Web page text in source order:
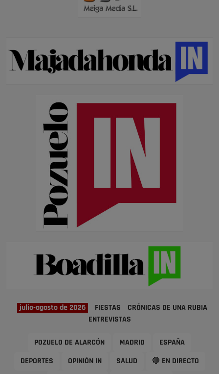
julio-agosto de 2026 FIESTAS
CRÓNICAS DE UNA RUBIA
ENTREVISTAS
POZUELO DE ALARCÓN MADRID ESPAÑA
DEPORTES OPINIÓN IN SALUD 🔴 EN DIRECTO